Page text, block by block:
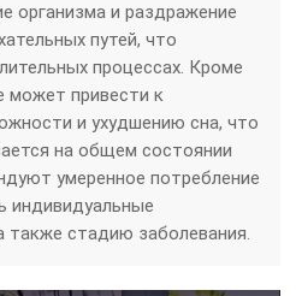
организма и раздражение
путей, что
процессах. Кроме
может привести к
и ухудшению сна, что
на общем состоянии
умеренное потребление
индивидуальные
также стадию заболевания.